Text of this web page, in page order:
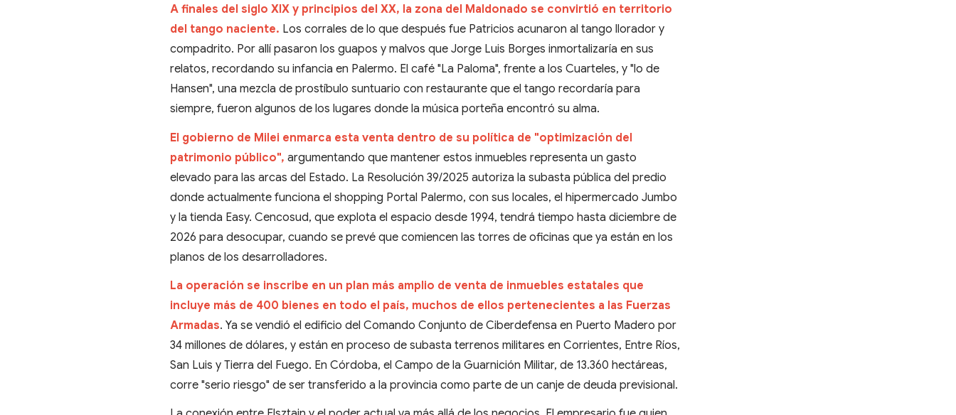
A finales del siglo XIX y principios del XX, la zona del Maldonado se convirtió en territorio
del tango naciente. Los corrales de lo que después fue Patricios acunaron al tango llorador y
compadrito. Por allí pasaron los guapos y malvos que Jorge Luis Borges inmortalizaría en sus
relatos, recordando su infancia en Palermo. El café "La Paloma", frente a los Cuarteles, y "lo de
Hansen", una mezcla de prostíbulo suntuario con restaurante que el tango recordaría para
siempre, fueron algunos de los lugares donde la música porteña encontró su alma.
El gobierno de Milei enmarca esta venta dentro de su política de "optimización del
patrimonio público", argumentando que mantener estos inmuebles representa un gasto
elevado para las arcas del Estado. La Resolución 39/2025 autoriza la subasta pública del predio
donde actualmente funciona el shopping Portal Palermo, con sus locales, el hipermercado Jumbo
y la tienda Easy. Cencosud, que explota el espacio desde 1994, tendrá tiempo hasta diciembre de
2026 para desocupar, cuando se prevé que comiencen las torres de oficinas que ya están en los
planos de los desarrolladores.
La operación se inscribe en un plan más amplio de venta de inmuebles estatales que
incluye más de 400 bienes en todo el país, muchos de ellos pertenecientes a las Fuerzas
Armadas. Ya se vendió el edificio del Comando Conjunto de Ciberdefensa en Puerto Madero por
34 millones de dólares, y están en proceso de subasta terrenos militares en Corrientes, Entre Ríos,
San Luis y Tierra del Fuego. En Córdoba, el Campo de la Guarnición Militar, de 13.360 hectáreas,
corre "serio riesgo" de ser transferido a la provincia como parte de un canje de deuda previsional.